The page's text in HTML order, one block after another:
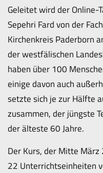
Geleitet wird der Online-
Sepehri Fard von der
Kirchenkreis Paderborn
der westfälischen
haben über 100
einige davon auch
setzte sich je zur Hälfte
zusammen, der jüngste
der älteste 60 Jahre.
Der Kurs, der Mitte
22 Unterrichtseinheiten